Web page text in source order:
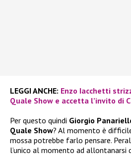
LEGGI ANCHE: Enzo Iacchetti
Quale Show e accetta l’invito di
Per questo quindi Giorgio
Quale Show? Al momento è
mossa potrebbe farlo pensare.
l’unico al momento ad allontanarsi